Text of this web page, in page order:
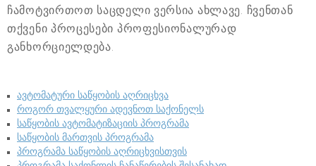
ჩამოტვირთოთ საცდელი ვერსია ახლავე. ჩვენთან
თქვენი პროცესები პროფესიონალურად
განხორციელდება.
ავტომატური საწყობის აღრიცხვა
როგორ თვალყური ადევნოთ საქონელს
საწყობის ავტომატიზაციის პროგრამა
საწყობის მართვის პროგრამა
პროგრამა საწყობის აღრიცხვისთვის